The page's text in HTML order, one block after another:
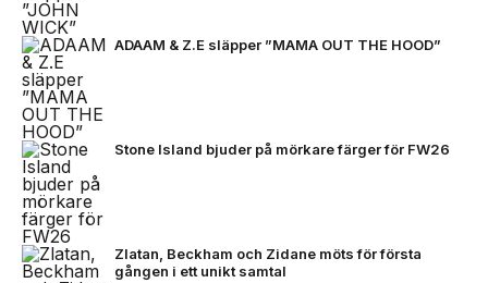
ADAAM & Z.E släpper ”MAMA OUT THE HOOD”
Stone Island bjuder på mörkare färger för FW26
Zlatan, Beckham och Zidane möts för första
gången i ett unikt samtal